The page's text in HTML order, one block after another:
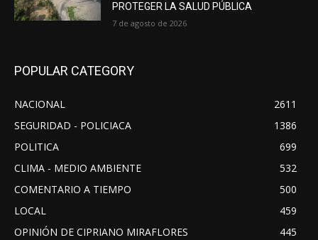
PROTEGER LA SALUD PÚBLICA
7 de agosto de 2026
POPULAR CATEGORY
NACIONAL
2611
SEGURIDAD - POLICIACA
1386
POLITICA
699
CLIMA - MEDIO AMBIENTE
532
COMENTARIO A TIEMPO
500
LOCAL
459
OPINIÓN DE CIPRIANO MIRAFLORES
445